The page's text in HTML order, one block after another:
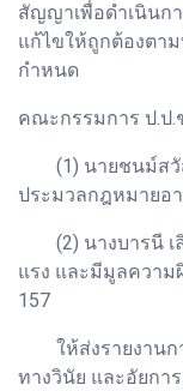
สัญญาเพื่อดำเนินก
แก้ไขให้ถูกต้องตา
กำหนด
คณะกรรมการ ป.ป.
(1) นายชนม์สวัส
ประมวลกฎหมายอ
(2) นางบารนี เลิ
แรง และมีมูลควา
157
ให้ส่งรายงานกา
ทางวินัย และอัยกา